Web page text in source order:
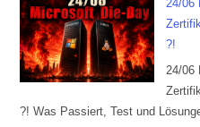
24/06
?!
24/06
?! Was Passiert, Test und